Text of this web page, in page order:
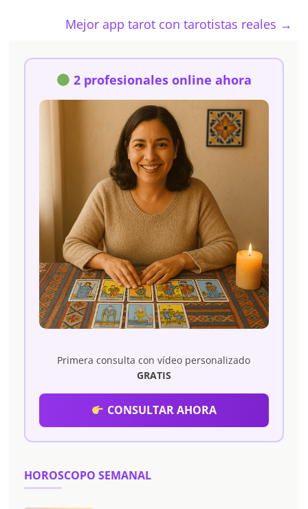
Mejor app tarot con tarotistas reales →
2 profesionales online ahora
Primera consulta con vídeo personalizado
GRATIS
CONSULTAR AHORA
HOROSCOPO SEMANAL